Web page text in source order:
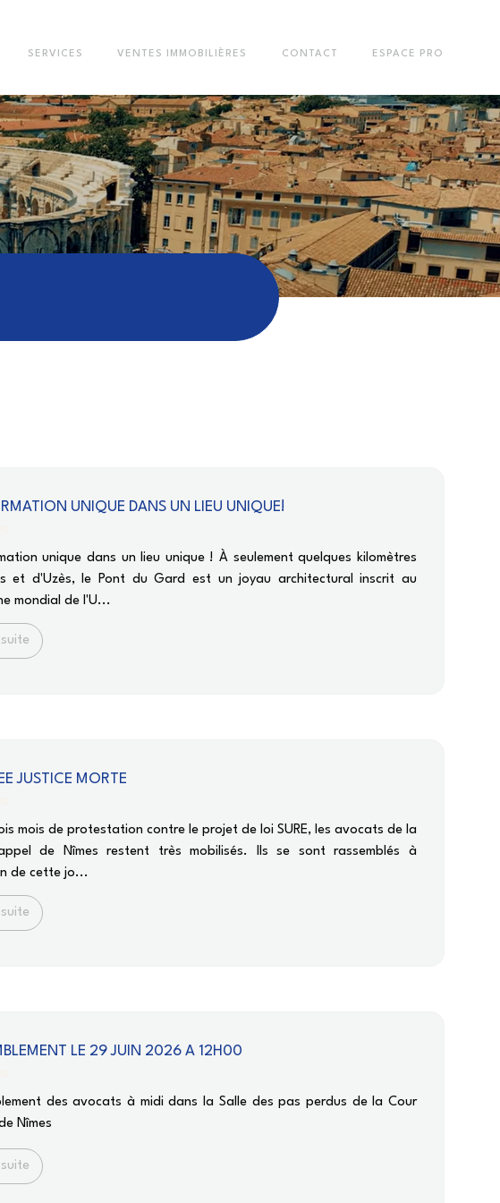
SERVICES VENTES IMMOBILIÈRES CONTACT ESPACE PRO
UNIQUE DANS UN LIEU UNIQUE!
unique dans un lieu unique ! À seulement quelques kilomètres
et d'Uzès, le Pont du Gard est un joyau architectural inscrit au
mondial de l'U...
JUSTICE MORTE
mois de protestation contre le projet de loi SURE, les avocats de la
de Nîmes restent très mobilisés. Ils se sont rassemblés à
de cette jo...
LE 29 JUIN 2026 A 12H00
des avocats à midi dans la Salle des pas perdus de la Cour
Nîmes